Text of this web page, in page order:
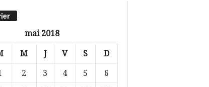
mai 2018
M J V S D
2 3 4 5
6